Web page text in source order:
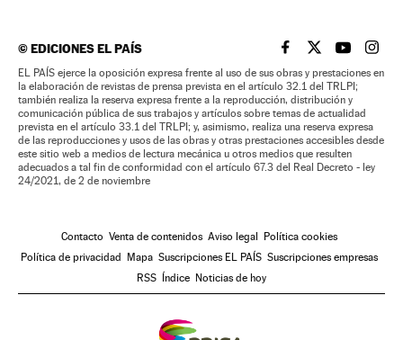
©EDICIONES EL PAÍS EL PAÍS BRASIL EN
EL PAÍSEL PAÍS
EL
EL PAÍS ejerce la oposición expresa frente al uso de sus obras y prestaciones en
la elaboración de revistas de prensa prevista en el artículo 32.1 del TRLPI;
también realiza la reserva expresa frente a la reproducción, distribución y
comunicación pública de sus trabajos y artículos sobre temas de actualidad
prevista en el artículo 33.1 del TRLPI; y, asimismo, realiza una reserva expresa
de las reproducciones y usos de las obras y otras prestaciones accesibles desde
este sitio web a medios de lectura mecánica u otros medios que resulten
adecuados a tal fin de conformidad con el artículo 67.3 del Real Decreto - ley
24/2021, de 2 de noviembre
Contacto Venta de contenidos Aviso legal
Política cookies
Política de privacidad
Mapa Suscripciones EL PAÍS Suscripciones empresas
RSS
Índice Noticias de hoy